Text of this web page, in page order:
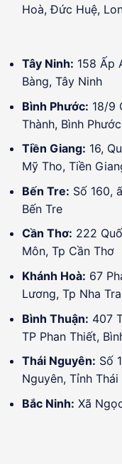
Hoà, Đức Huệ,
Tây Ninh: 158 Ấp
Bàng, Tây Ninh
Bình Phước: 18/9
Thành, Bình Phước
Tiền Giang: 16,
Mỹ Tho, Tiền
Bến Tre: Số 160,
Bến Tre
Cần Thơ: 222
Môn, Tp Cần Thơ
Khánh Hoà: 67
Lương, Tp Nha
Bình Thuận: 407
TP Phan Thiết,
Thái Nguyên: Số
Nguyên, Tỉnh
Bắc Ninh: Xã